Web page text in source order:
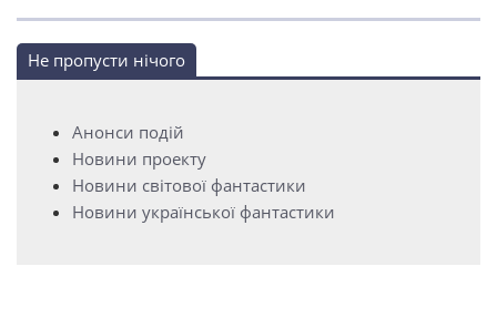
Не пропусти нічого
Анонси подій
Новини проекту
Новини світової фантастики
Новини української фантастики